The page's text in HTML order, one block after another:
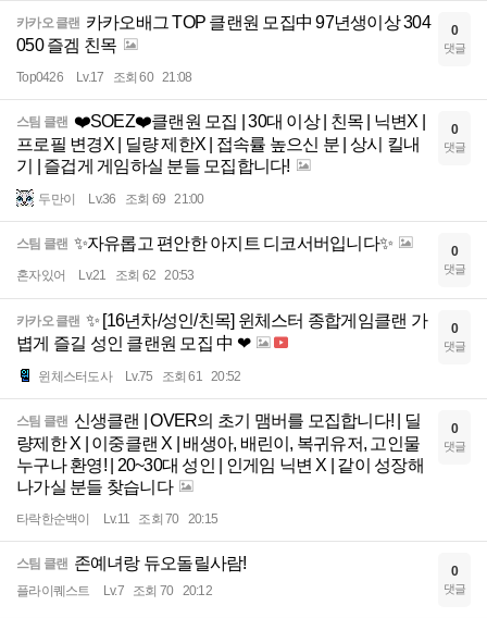
카카오 클랜 카카오배그 TOP 클랜원 모집中 97년생이상 304
050 즐겜 친목
Top0426 Lv.17 조회 60 21:08
0
댓글
스팀 클랜 ❤️SOEZ❤️클랜원 모집 | 30대 이상 | 친목 | 닉변X |
프로필 변경X | 딜량 제한X | 접속률 높으신 분 | 상시 킬내
기 | 즐겁게 게임하실 분들 모집합니다!
두만이 Lv.36 조회 69 21:00
0
댓글
스팀 클랜 ✨자유롭고 편안한 아지트 디코서버입니다✨
혼자있어 Lv.21 조회 62 20:53
0
댓글
카카오 클랜 ✨ [16년차/성인/친목] 윈체스터 종합게임클랜 가
볍게 즐길 성인 클랜원 모집 中 ❤
윈체스터도사 Lv.75 조회 61 20:52
0
댓글
스팀 클랜 신생클랜 | OVER의 초기 맴버를 모집합니다! | 딜
량제한 X | 이중클랜 X | 배생아, 배린이, 복귀유저, 고인물
누구나 환영! | 20~30대 성인 | 인게임 닉변 X | 같이 성장해
나가실 분들 찾습니다
타락한순백이 Lv.11 조회 70 20:15
0
댓글
스팀 클랜 존예녀랑 듀오돌릴사람!
플라이퀘스트 Lv.7 조회 70 20:12
0
댓글